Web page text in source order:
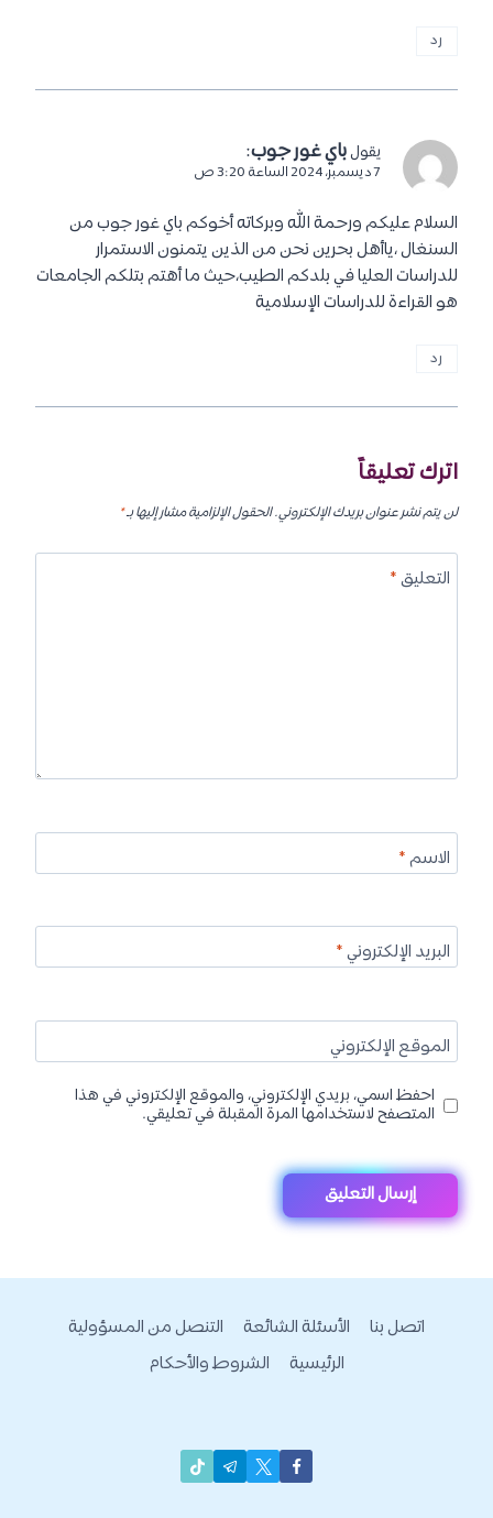
رد
يقول باي غور جوب:
7 ديسمبر، 2024 الساعة 3:20 ص
السلام عليكم ورحمة الله وبركاته أخوكم باي غور جوب من
السنغال ،ياأهل بحرين نحن من الذين يتمنون الاستمرار
للدراسات العليا في بلدكم الطيب،حيث ما أهتم بتلكم الجامعات
هو القراءة للدراسات الإسلامية
رد
اترك تعليقاً
لن يتم نشر عنوان بريدك الإلكتروني.الحقول الإلزامية مشار إليها بـ*
التعليق*
الاسم*
البريد الإلكتروني*
الموقع الإلكتروني
احفظ اسمي، بريدي الإلكتروني، والموقع الإلكتروني في هذا
المتصفح لاستخدامها المرة المقبلة في تعليقي.
اتصل بنا الأسئلة الشائعة
التنصل من المسؤولية
الرئيسية
الشروط والأحكام